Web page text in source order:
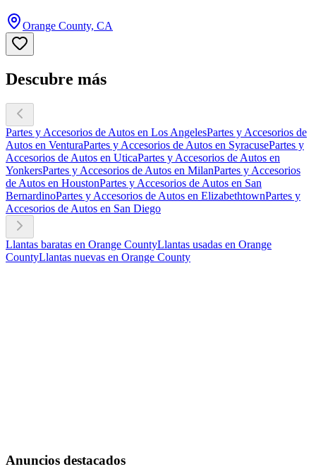
Orange County, CA
Descubre más
Partes y Accesorios de Autos en Los AngelesPartes y Accesorios de
Autos en VenturaPartes y Accesorios de Autos en SyracusePartes y
Accesorios de Autos en UticaPartes y Accesorios de Autos en
YonkersPartes y Accesorios de Autos en MilanPartes y Accesorios
de Autos en HoustonPartes y Accesorios de Autos en San
BernardinoPartes y Accesorios de Autos en ElizabethtownPartes y
Accesorios de Autos en San Diego
Llantas baratas en Orange CountyLlantas usadas en Orange
CountyLlantas nuevas en Orange County
Anuncios destacados